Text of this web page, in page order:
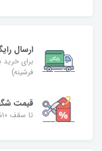
ارسال
فرشینه)
قیمت
تا سقف ۱۰% تخفیف